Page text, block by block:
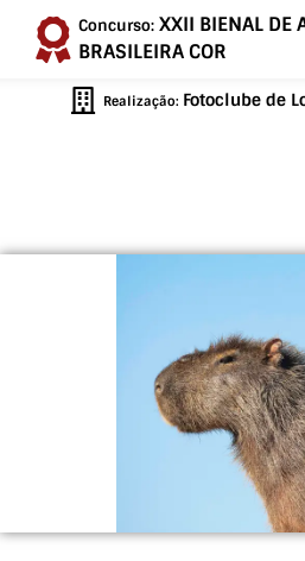
Concurso: XXII BIENAL DE
BRASILEIRA COR
Realização: Fotoclube de